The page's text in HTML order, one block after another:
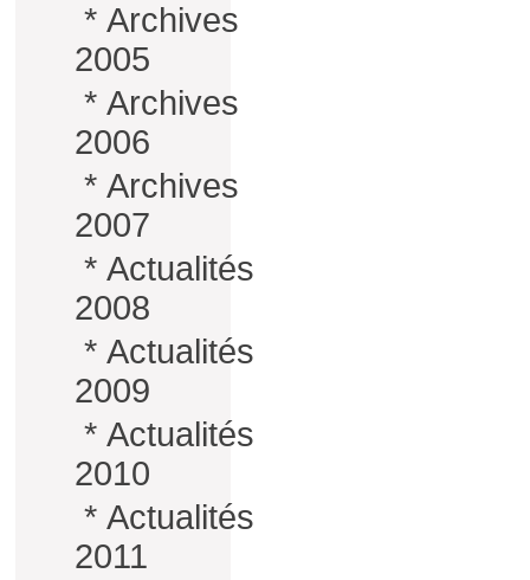
* Archives
2005
* Archives
2006
* Archives
2007
* Actualités
2008
* Actualités
2009
* Actualités
2010
* Actualités
2011